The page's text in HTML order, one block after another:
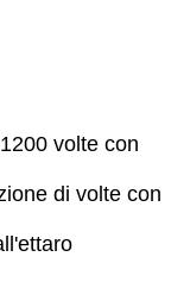
volte con
di volte con